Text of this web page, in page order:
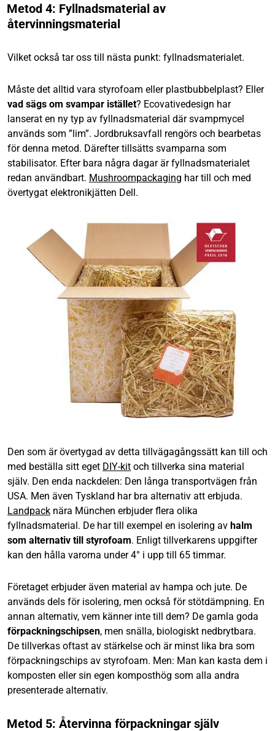
Metod 4: Fyllnadsmaterial av
återvinningsmaterial
Vilket också tar oss till nästa punkt: fyllnadsmaterialet.
Måste det alltid vara styrofoam eller plastbubbelplast? Eller
vad sägs om svampar istället? Ecovativedesign har
lanserat en ny typ av fyllnadsmaterial där svampmycel
används som ”lim”. Jordbruksavfall rengörs och bearbetas
för denna metod. Därefter tillsätts svamparna som
stabilisator. Efter bara några dagar är fyllnadsmaterialet
redan användbart. Mushroompackaging har till och med
övertygat elektronikjätten Dell.
Den som är övertygad av detta tillvägagångssätt kan till och
med beställa sitt eget DIY-kit och tillverka sina material
själv. Den enda nackdelen: Den långa transportvägen från
USA. Men även Tyskland har bra alternativ att erbjuda.
Landpack nära München erbjuder flera olika
fyllnadsmaterial. De har till exempel en isolering av halm
som alternativ till styrofoam. Enligt tillverkarens uppgifter
kan den hålla varorna under 4° i upp till 65 timmar.
Företaget erbjuder även material av hampa och jute. De
används dels för isolering, men också för stötdämpning. En
annan alternativ, vem känner inte till dem? De gamla goda
förpackningschipsen, men snälla, biologiskt nedbrytbara.
De tillverkas oftast av stärkelse och är minst lika bra som
förpackningschips av styrofoam. Men: Man kan kasta dem i
komposten eller sin egen komposthög som alla andra
presenterade alternativ.
Metod 5: Återvinna förpackningar själv